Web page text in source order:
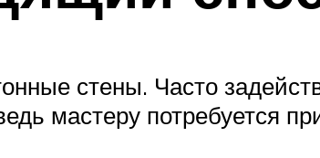
стены. Часто
мастеру потребуется